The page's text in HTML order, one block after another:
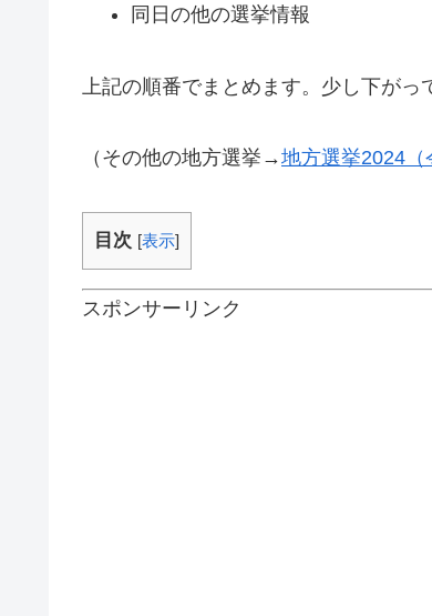
同日の他の選挙情報
上記の順番でまとめます。少し下がっ
（その他の地方選挙→地方選挙2024（
目次 [表示]
スポンサーリンク